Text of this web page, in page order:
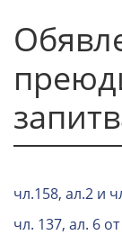
чл.158, ал.2 и
чл. 137, ал. 6